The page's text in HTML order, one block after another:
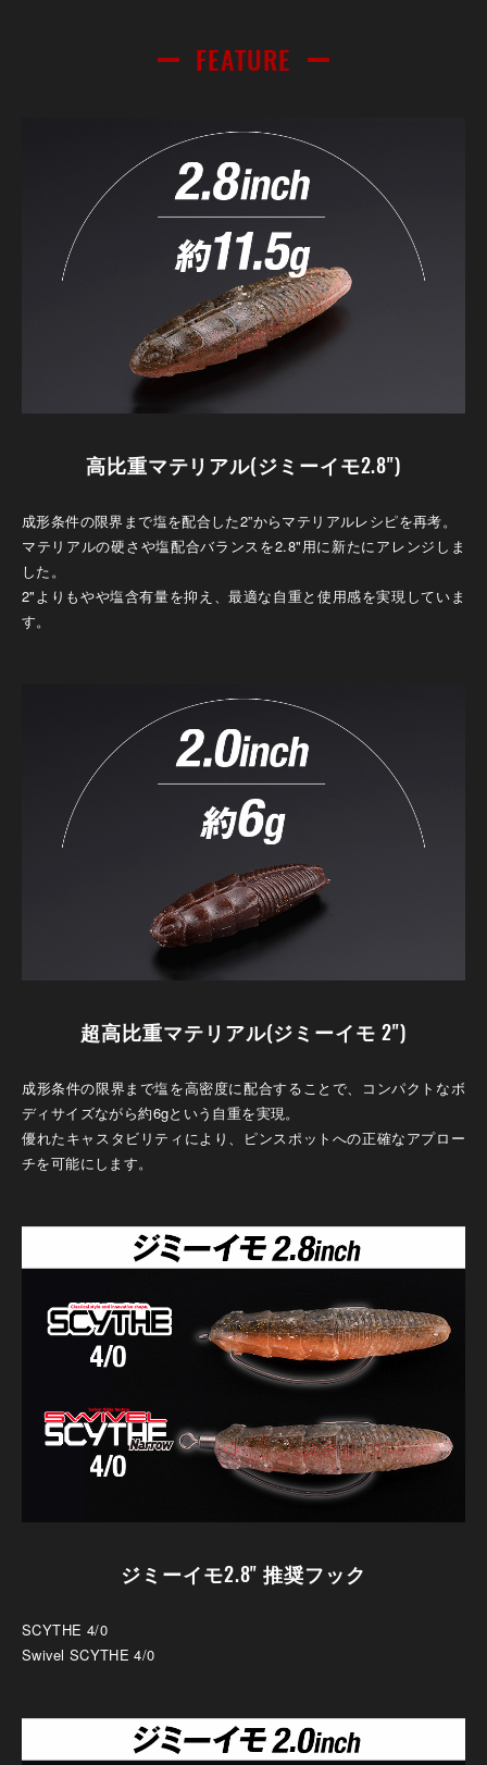
FEATURE
高比重マテリアル(ジミーイモ2.8")
成形条件の限界まで塩を配合した2”からマテリアルレシピを再考。
マテリアルの硬さや塩配合バランスを2.8"用に新たにアレンジしま
した。
2"よりもやや塩含有量を抑え、最適な自重と使用感を実現していま
す。
超高比重マテリアル(ジミーイモ 2")
成形条件の限界まで塩を高密度に配合することで、コンパクトなボ
ディサイズながら約6gという自重を実現。
優れたキャスタビリティにより、ピンスポットへの正確なアプロー
チを可能にします。
ジミーイモ2.8" 推奨フック
SCYTHE 4/0
Swivel SCYTHE 4/0